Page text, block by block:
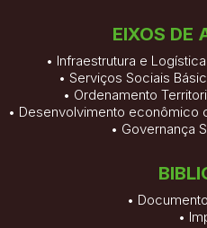
EIXOS DE
• Infraestrutura e
• Serviços Sociais
• Ordenamento
• Desenvolvimento econômico
• Governança
•
•